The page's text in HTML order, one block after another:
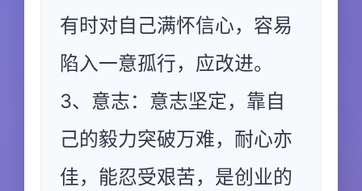
有时对自己满怀信心，容易
陷入一意孤行，应改进。
3、意志：意志坚定，靠自
己的毅力突破万难，耐心亦
佳，能忍受艰苦，是创业的